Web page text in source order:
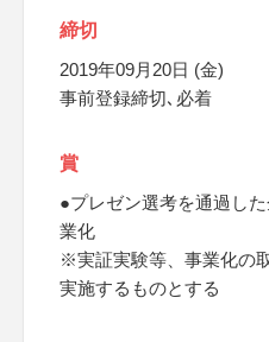
締切
2019年09月20日 (金)
事前登録締切､必着
賞
●プレゼン選考を通過し
業化
※実証実験等、事業化の
実施するものとする